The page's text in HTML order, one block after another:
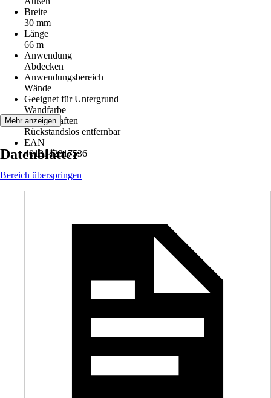
Breite
30 mm
Länge
66 m
Anwendung
Abdecken
Anwendungsbereich
Wände
Geeignet für Untergrund
Wandfarbe
Eigenschaften
Rückstandslos entfernbar
EAN
4013142317536
Mehr anzeigen
Datenblätter
Bereich überspringen